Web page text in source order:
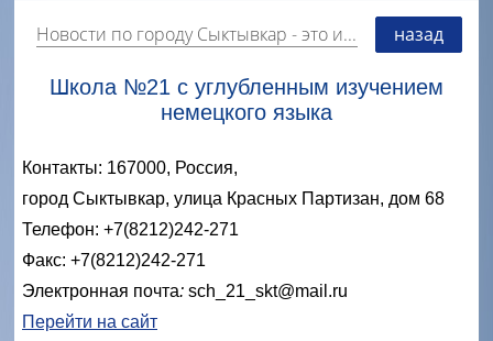
Новости по городу Сыктывкар - это информация о событиях, мероприятиях и торгово-коммерческой деятельности города. Страницу наполняют платные и бесплатные объявления, имеющие функцию "поднятия вверх списка". назад
Школа №21 с углубленным изучением
немецкого языка
Контакты: 167000, Россия,
город Сыктывкар, улица Красных Партизан, дом 68
Телефон: +7(8212)242-271
Факс: +7(8212)242-271
Электронная почта: sch_21_skt@mail.ru
Перейти на сайт